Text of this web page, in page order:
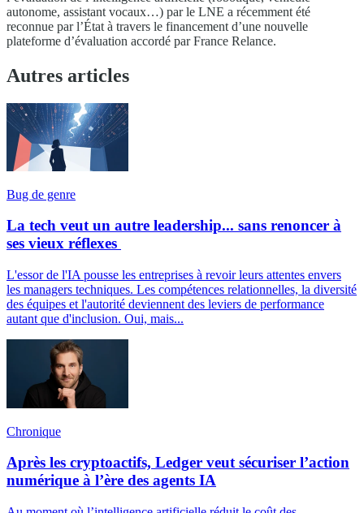
autonome, assistant vocaux…) par le LNE a récemment été
reconnue par l’État à travers le financement d’une nouvelle
plateforme d’évaluation accordé par France Relance.
Autres articles
Bug de genre
La tech veut un autre leadership... sans renoncer à
ses vieux réflexes
L'essor de l'IA pousse les entreprises à revoir leurs attentes envers
les managers techniques. Les compétences relationnelles, la diversité
des équipes et l'autorité deviennent des leviers de performance
autant que d'inclusion. Oui, mais...
Chronique
Après les cryptoactifs, Ledger veut sécuriser l’action
numérique à l’ère des agents IA